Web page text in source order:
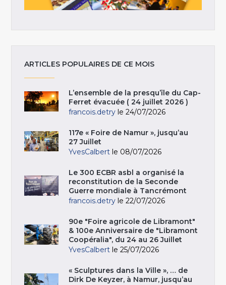
ARTICLES POPULAIRES DE CE MOIS
L’ensemble de la presqu’île du Cap-
Ferret évacuée ( 24 juillet 2026 )
francois.detry le 24/07/2026
117e « Foire de Namur », jusqu’au
27 Juillet
YvesCalbert le 08/07/2026
Le 300 ECBR asbl a organisé la
reconstitution de la Seconde
Guerre mondiale à Tancrémont
francois.detry le 22/07/2026
90e "Foire agricole de Libramont"
& 100e Anniversaire de "Libramont
Coopéralia", du 24 au 26 Juillet
YvesCalbert le 25/07/2026
« Sculptures dans la Ville », … de
Dirk De Keyzer, à Namur, jusqu’au